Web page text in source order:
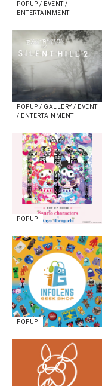
POPUP / EVENT /
ENTERTAINMENT
POPUP / GALLERY / EVENT
/ ENTERTAINMENT
POPUP
POPUP